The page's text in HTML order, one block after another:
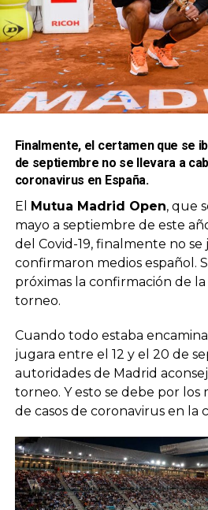
Finalmente, el certamen que se
de septiembre no se llevara a
coronavirus en España.
El Mutua Madrid Open, que
mayo a septiembre de este
del Covid-19, finalmente no
confirmaron medios español.
próximas la confirmación de la
torneo.
Cuando todo estaba
jugara entre el 12 y el 20 de
autoridades de Madrid
torneo. Y esto se debe por
de casos de coronavirus en la